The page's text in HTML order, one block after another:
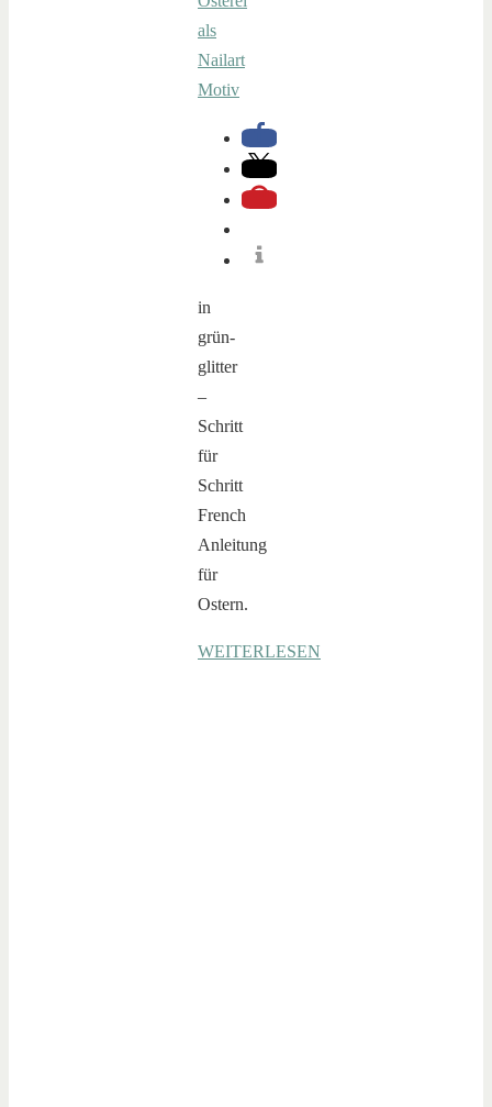
in
grün-
glitter
–
Schritt
für
Schritt
French
Anleitung
für
Ostern.
WEITERLESEN